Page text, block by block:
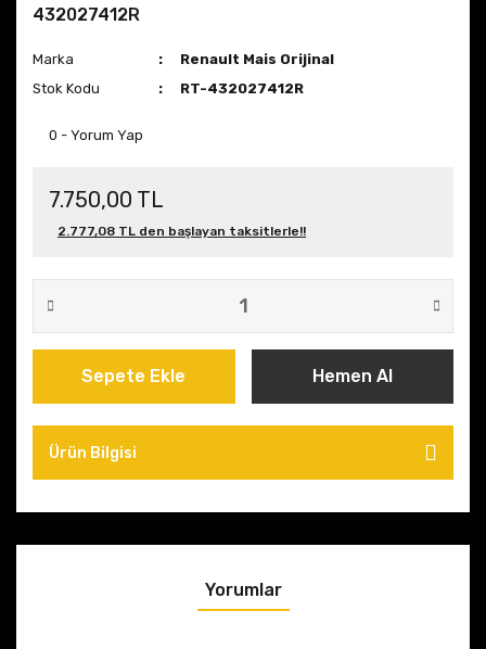
432027412R
Marka
Renault Mais Orijinal
Stok Kodu
RT-432027412R
0 - Yorum Yap
7.750,00 TL
2.777,08 TL den başlayan taksitlerle!!
Sepete Ekle Hemen Al
Ürün Bilgisi
Yorumlar